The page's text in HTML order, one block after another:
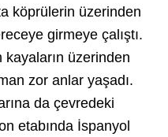
köprülerin üzerinden
girmeye çalıştı.
kayaların üzerinden
zor anlar yaşadı.
da çevredeki
etabında İspanyol